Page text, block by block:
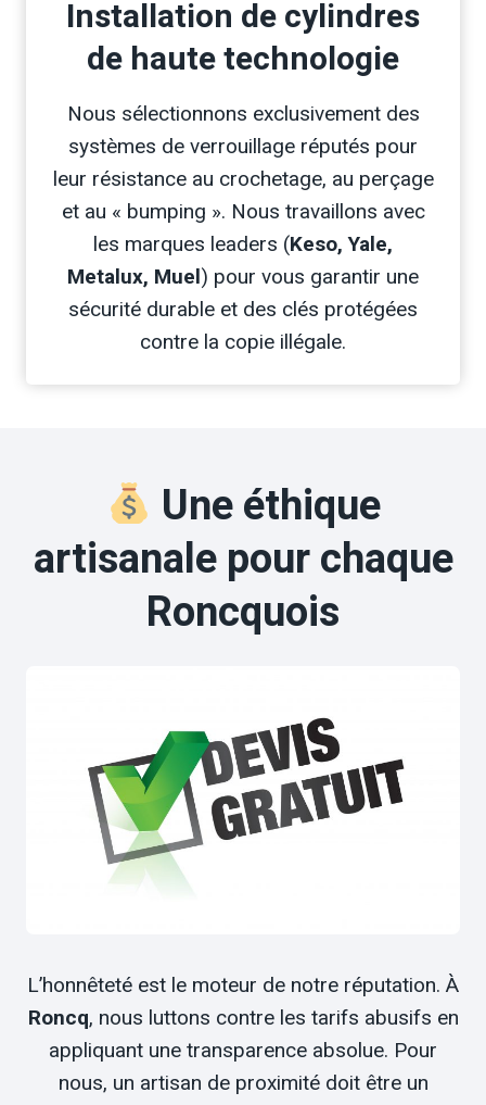
Installation de cylindres
de haute technologie
Nous sélectionnons exclusivement des
systèmes de verrouillage réputés pour
leur résistance au crochetage, au perçage
et au « bumping ». Nous travaillons avec
les marques leaders (Keso, Yale,
Metalux, Muel) pour vous garantir une
sécurité durable et des clés protégées
contre la copie illégale.
Une éthique
artisanale pour chaque
Roncquois
L’honnêteté est le moteur de notre réputation. À
Roncq, nous luttons contre les tarifs abusifs en
appliquant une transparence absolue. Pour
nous, un artisan de proximité doit être un